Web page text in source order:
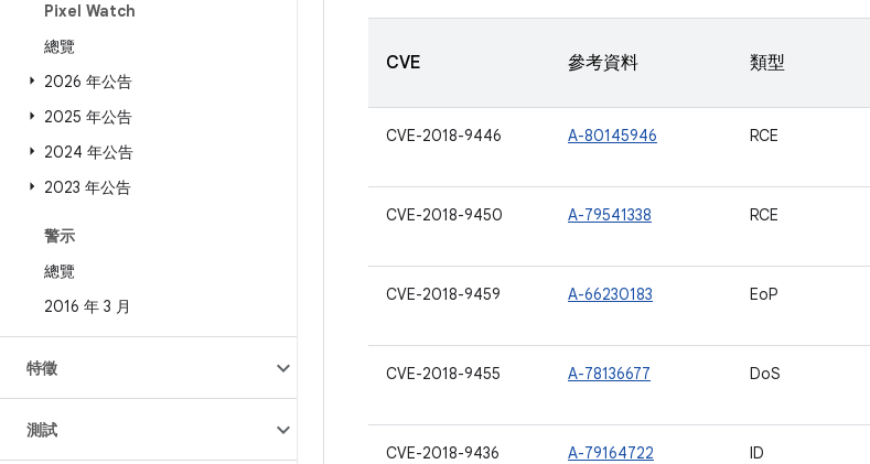
Pixel Watch
總覽
2026 年公告
2025 年公告
2024 年公告
2023 年公告
警示
總覽
2016 年 3 月
特徵
測試
CVE 參考資料 類型
CVE-2018-9446 A-80145946 RCE
CVE-2018-9450 A-79541338 RCE
CVE-2018-9459 A-66230183 EoP
CVE-2018-9455 A-78136677 DoS
CVE-2018-9436 A-79164722 ID